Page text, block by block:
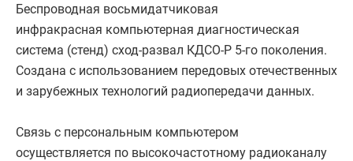
Беспроводная восьмидатчиковая
инфракрасная компьютерная диагностическая
система (стенд) сход-развал КДСО-Р 5-го поколения.
Создана с использованием передовых отечественных
и зарубежных технологий радиопередачи данных.
Связь с персональным компьютером
осуществляется по высокочастотному радиоканалу